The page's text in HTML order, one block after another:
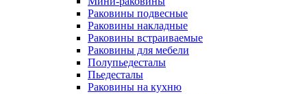
Раковины подвесные
Раковины накладные
Раковины встраиваемые
Раковины для мебели
Полупьедесталы
Пьедесталы
Раковины на кухню